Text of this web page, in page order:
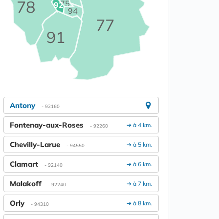
75
77
78
91
92
94
Antony - 92160
➔ à 4 km.
Fontenay-aux-Roses - 92260
➔ à 5 km.
Chevilly-Larue - 94550
➔ à 6 km.
Clamart - 92140
➔ à 7 km.
Malakoff - 92240
➔ à 8 km.
Orly - 94310